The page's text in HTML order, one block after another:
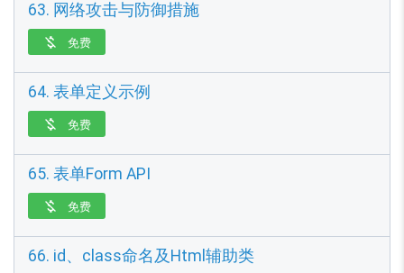
63. 网络攻击与防御措施
 免费
64. 表单定义示例
 免费
65. 表单Form API
 免费
66. id、class命名及Html辅助类